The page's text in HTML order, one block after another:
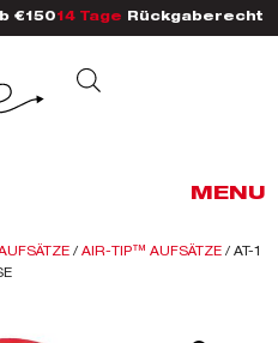
€150 14 Tage Rückgaberecht
MENU
/ AIR-TIP™ AUFSÄTZE / AT-1